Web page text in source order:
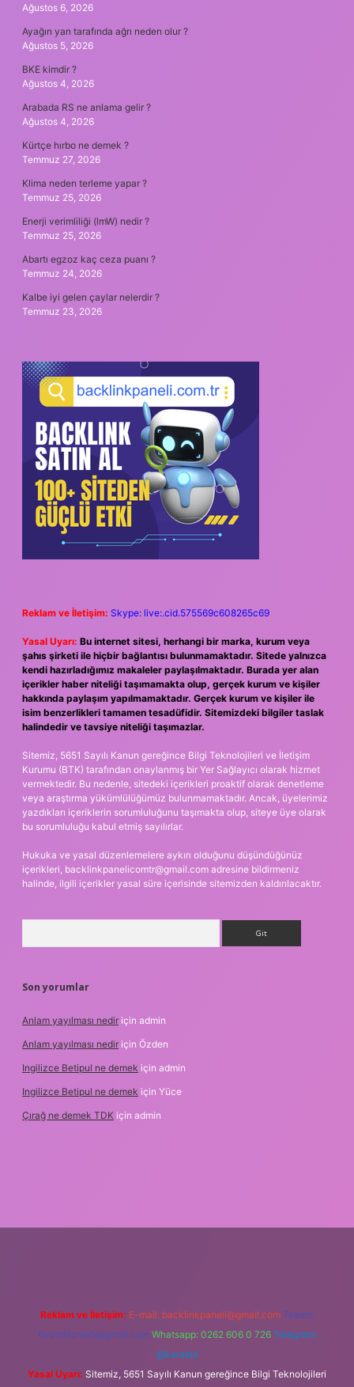
Ağustos 6, 2026
Ayağın yan tarafında ağrı neden olur ?
Ağustos 5, 2026
BKE kimdir ?
Ağustos 4, 2026
Arabada RS ne anlama gelir ?
Ağustos 4, 2026
Kürtçe hırbo ne demek ?
Temmuz 27, 2026
Klima neden terleme yapar ?
Temmuz 25, 2026
Enerji verimliliği (lmW) nedir ?
Temmuz 25, 2026
Abartı egzoz kaç ceza puanı ?
Temmuz 24, 2026
Kalbe iyi gelen çaylar nelerdir ?
Temmuz 23, 2026
Reklam ve İletişim: Skype: live:.cid.575569c608265c69
Yasal Uyarı: Bu internet sitesi, herhangi bir marka, kurum veya
şahıs şirketi ile hiçbir bağlantısı bulunmamaktadır. Sitede yalnızca
kendi hazırladığımız makaleler paylaşılmaktadır. Burada yer alan
içerikler haber niteliği taşımamakta olup, gerçek kurum ve kişiler
hakkında paylaşım yapılmamaktadır. Gerçek kurum ve kişiler ile
isim benzerlikleri tamamen tesadüfidir. Sitemizdeki bilgiler taslak
halindedir ve tavsiye niteliği taşımazlar.
Sitemiz, 5651 Sayılı Kanun gereğince Bilgi Teknolojileri ve İletişim
Kurumu (BTK) tarafından onaylanmış bir Yer Sağlayıcı olarak hizmet
vermektedir. Bu nedenle, sitedeki içerikleri proaktif olarak denetleme
veya araştırma yükümlülüğümüz bulunmamaktadır. Ancak, üyelerimiz
yazdıkları içeriklerin sorumluluğunu taşımakta olup, siteye üye olarak
bu sorumluluğu kabul etmiş sayılırlar.
Hukuka ve yasal düzenlemelere aykırı olduğunu düşündüğünüz
içerikleri, backlinkpanelicomtr@gmail.com adresine bildirmeniz
halinde, ilgili içerikler yasal süre içerisinde sitemizden kaldırılacaktır.
Son yorumlar
Anlam yayılması nedir için admin
Anlam yayılması nedir için Özden
Ingilizce Betipul ne demek için admin
Ingilizce Betipul ne demek için Yüce
Çırağ ne demek TDK için admin
Reklam ve İletişim: E-mail: backlinkpaneli@gmail.com Teams:
forumhizmeti@gmail.com Whatsapp: 0262 606 0 726 Telegram:
@karabul
Yasal Uyarı: Sitemiz, 5651 Sayılı Kanun gereğince Bilgi Teknolojileri